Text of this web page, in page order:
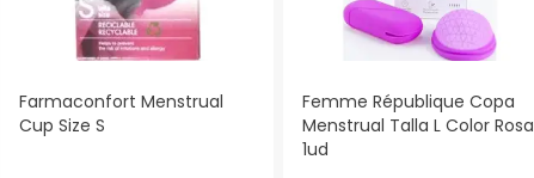
Farmaconfort Menstrual
Cup Size S
Femme République Copa
Menstrual Talla L Color Rosa
1ud